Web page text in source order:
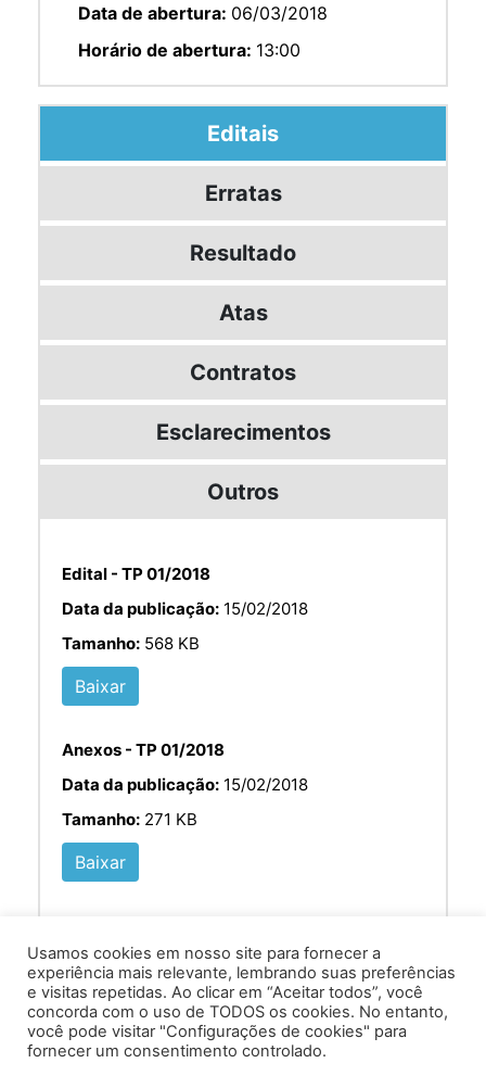
Data de abertura: 06/03/2018
Horário de abertura: 13:00
Editais
Erratas
Resultado
Atas
Contratos
Esclarecimentos
Outros
Edital - TP 01/2018
Data da publicação: 15/02/2018
Tamanho: 568 KB
Baixar
Anexos - TP 01/2018
Data da publicação: 15/02/2018
Tamanho: 271 KB
Baixar
Av. Prof. Armando Alves da Silva, nº 1950 - Zacarias,
Caratinga - MG - 35302-403 / Tel: (33) 3329 8000
Usamos cookies em nosso site para fornecer a
experiência mais relevante, lembrando suas preferências
e visitas repetidas. Ao clicar em “Aceitar todos”, você
concorda com o uso de TODOS os cookies. No entanto,
você pode visitar "Configurações de cookies" para
fornecer um consentimento controlado.